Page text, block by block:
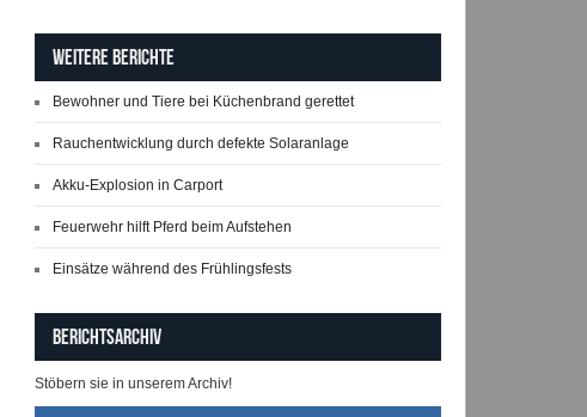
Weitere Berichte
Bewohner und Tiere bei Küchenbrand gerettet
Rauchentwicklung durch defekte Solaranlage
Akku-Explosion in Carport
Feuerwehr hilft Pferd beim Aufstehen
Einsätze während des Frühlingsfests
Berichtsarchiv
Stöbern sie in unserem Archiv!